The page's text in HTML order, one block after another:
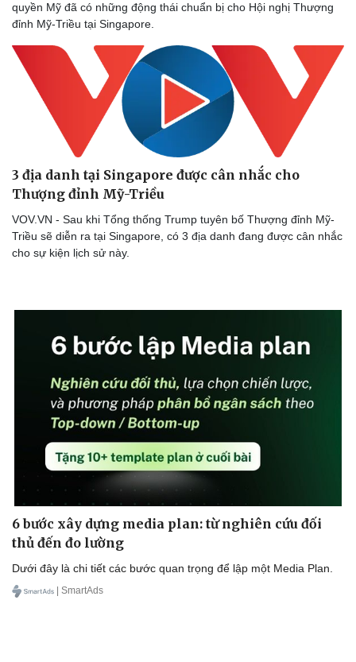
Bóng đá
Lịch thi đấu bóng đá
Thế giới thể thao
eSports
Hậu trường
Ô tô - Xe máy
Ô tô
Tư vấn
quyền Mỹ đã có những động thái chuẩn bị cho Hội nghị Thượng
đỉnh Mỹ-Triều tại Singapore.
3 địa danh tại Singapore được cân nhắc cho
Thượng đỉnh Mỹ-Triều
VOV.VN - Sau khi Tổng thống Trump tuyên bố Thượng đỉnh Mỹ-
Triều sẽ diễn ra tại Singapore, có 3 địa danh đang được cân nhắc
cho sự kiện lịch sử này.
6 bước xây dựng media plan: từ nghiên cứu đối
thủ đến đo lường
Dưới đây là chi tiết các bước quan trọng để lập một Media Plan.
| SmartAds